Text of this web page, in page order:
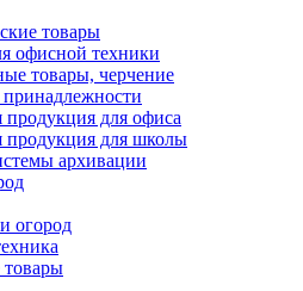
товары
офисной техники
товары, черчение
для офиса
продукция для школы
архивации
огород
товары